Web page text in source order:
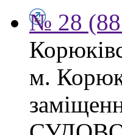
№ 28
м.